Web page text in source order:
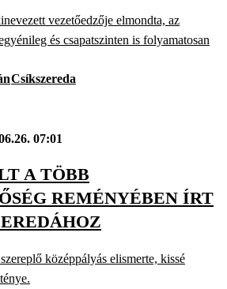
vezetőedzője elmondta, az
és csapatszinten is folyamatosan
Csíkszereda
07:01
A TÖBB
REMÉNYÉBEN ÍRT
középpályás elismerte, kissé